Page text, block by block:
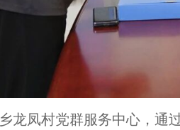
龙凤村党群服务中心，通